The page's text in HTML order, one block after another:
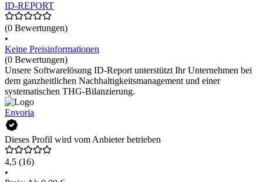
ID-REPORT
(0 Bewertungen)
•
Keine Preisinformationen
(0 Bewertungen)
Unsere Softwarelösung ID-Report unterstützt Ihr Unternehmen bei
dem ganzheitlichen Nachhaltigkeitsmanagement und einer
systematischen THG-Bilanzierung.
Envoria
Dieses Profil wird vom Anbieter betrieben
4,5 (16)
•